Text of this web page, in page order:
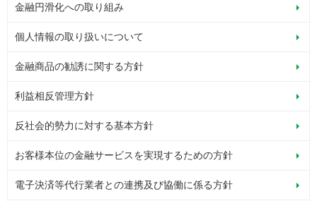
金融円滑化への取り組み
個人情報の取り扱いについて
金融商品の勧誘に関する方針
利益相反管理方針
反社会的勢力に対する基本方針
お客様本位の金融サービスを実現するための方針
電子決済等代行業者との連携及び協働に係る方針